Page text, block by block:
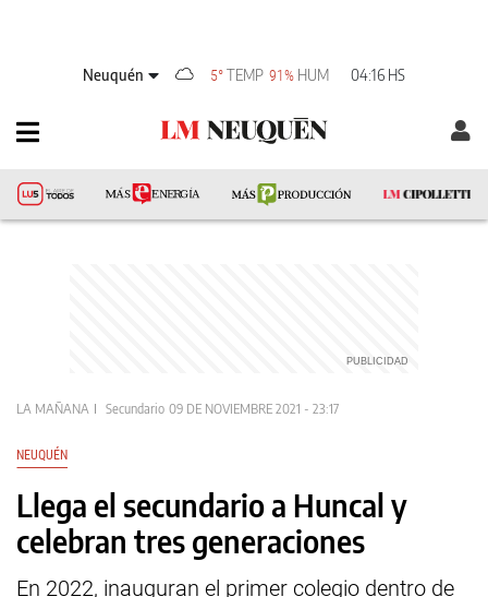
Neuquén 5° TEMP 91% HUM 04:16 HS
LA MAÑANA Secundario 09 DE NOVIEMBRE 2021 - 23:17
NEUQUÉN
Llega el secundario a Huncal y
celebran tres generaciones
En 2022, inauguran el primer colegio dentro de